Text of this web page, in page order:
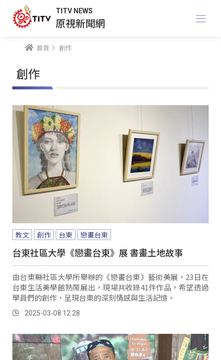
TITV NEWS
原視新聞網
首頁 創作
創作
教文 創作 台東 戀畫台東
台東社區大學《戀畫台東》展 書畫土地故事
由台東縣社區大學所舉辦的《戀畫台東》藝術美展，23日在
台東生活美學館熱鬧展出，現場共收錄41件作品，希望透過
學員們的創作，呈現台東的深刻情感與生活記憶。
2025-03-08 12:28